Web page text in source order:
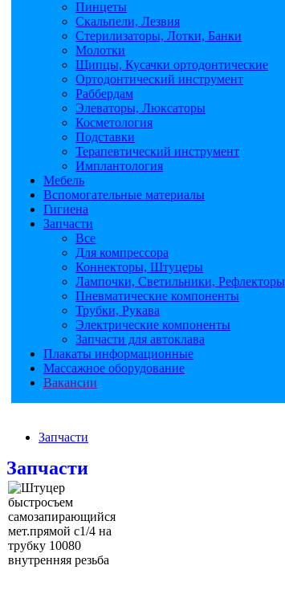
Пинцеты
Скальпели, Лезвия
Стерилизаторы, Лотки, Банки
Молотки
Щипцы, Кусачки ортодонтические
Ортодонтический инструмент
Раббердам
Элеваторы, Люксаторы
Косметология
Подставки
Терапевтический инструмент
Имплантология
Мебель
Вспомогательные материалы
Гигиена
Запчасти
Все
Для компрессора
Коннекторы, Штуцеры
Лампочки, Светильники, Рефлекторы
Пневматические компоненты
Трубки, Рукава
Электрические компоненты
Запчасти для автоклава
Плакаты информационные
Массажное оборудование
Вакансии
Запчасти
Запчасти